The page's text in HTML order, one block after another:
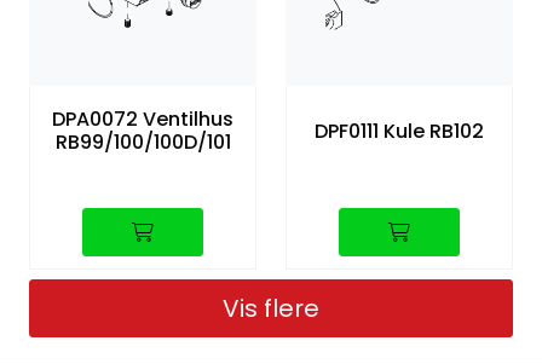
DPA0072 Ventilhus
RB99/100/100D/101
DPF0111 Kule RB102
Vis flere